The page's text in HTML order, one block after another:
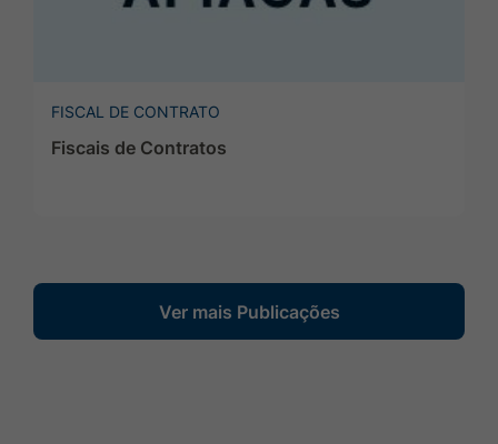
FISCAL DE CONTRATO
Fiscais de Contratos
Ver mais Publicações